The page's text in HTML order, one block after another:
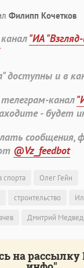
Филипп Кочетков
"ИА
доступны и в
канал
- будет
сообщения,
@Vz_feedbot
Олег Гейн
строительство
Дмитрий
на рассылку